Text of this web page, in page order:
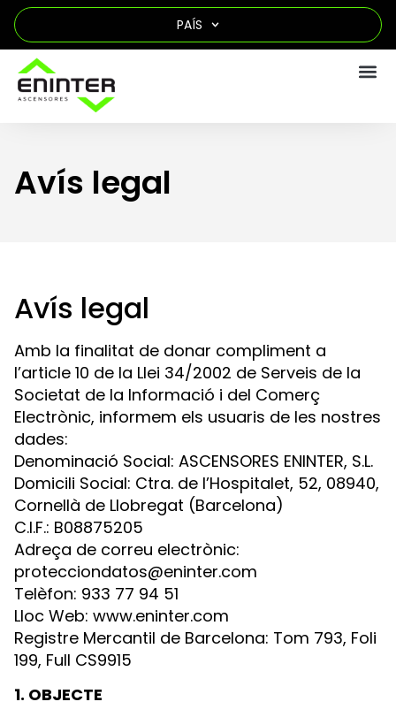
PAÍS
Avís legal
Avís legal
Amb la finalitat de donar compliment a
l’article 10 de la Llei 34/2002 de Serveis de la
Societat de la Informació i del Comerç
Electrònic, informem els usuaris de les nostres
dades:
Denominació Social: ASCENSORES ENINTER, S.L.
Domicili Social: Ctra. de l’Hospitalet, 52, 08940,
Cornellà de Llobregat (Barcelona)
C.I.F.: B08875205
Adreça de correu electrònic:
protecciondatos@eninter.com
Telèfon: 933 77 94 51
Lloc Web: www.eninter.com
Registre Mercantil de Barcelona: Tom 793, Foli
199, Full CS9915
1. OBJECTE